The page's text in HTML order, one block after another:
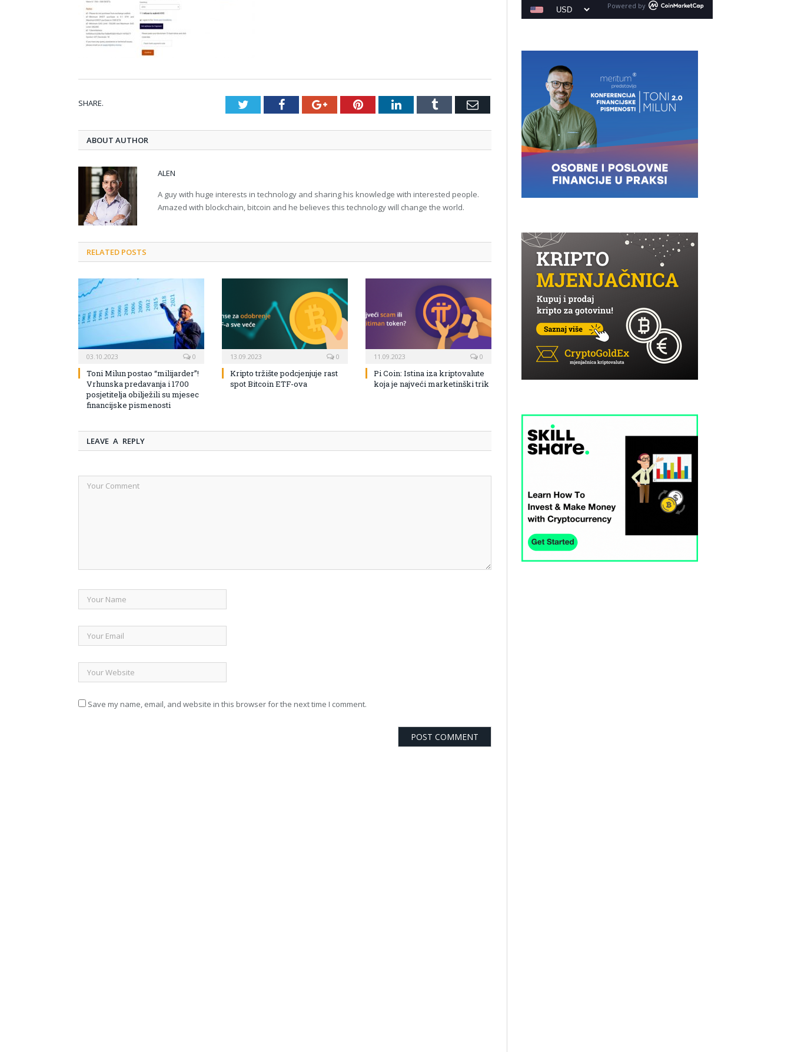
SHARE. TwitterFacebookGoogle+PinterestLinkedInTumblr Email
ABOUT AUTHOR
ALEN
A guy with huge interests in technology and sharing his knowledge with interested people.
Amazed with blockchain, bitcoin and he believes this technology will change the world.
RELATED POSTS
03.10.2023 0
Toni Milun postao “milijarder”!
Vrhunska predavanja i 1700
posjetitelja obilježili su mjesec
financijske pismenosti
13.09.2023 0
Kripto tržište podcjenjuje rast
spot Bitcoin ETF-ova
11.09.2023 0
Pi Coin: Istina iza kriptovalute
koja je najveći marketinški trik
LEAVE A REPLY
Save my name, email, and website in this browser for the next time I comment.
Powered by